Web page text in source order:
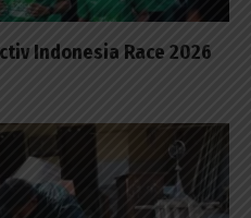
Indonesia Race 2026